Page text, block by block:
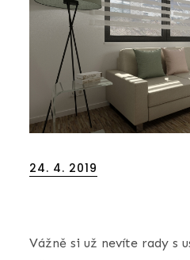
Posted
24. 4. 2019
Vážně si už nevíte rady s